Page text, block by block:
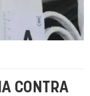
CONTRA